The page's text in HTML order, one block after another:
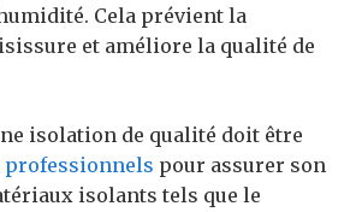
Cela prévient la
et améliore la qualité de
isolation de qualité doit être
professionnels pour assurer son
isolants tels que le